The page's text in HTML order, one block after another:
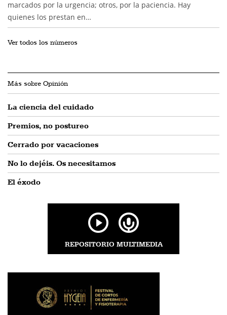
marcados por la urgencia; otros, por la paciencia. Hay
quienes los prestan en…
Ver todos los números
Más sobre Opinión
La ciencia del cuidado
Premios, no postureo
Cerrado por vacaciones
No lo dejéis. Os necesitamos
El éxodo
REPOSITORIO MULTIMEDIA